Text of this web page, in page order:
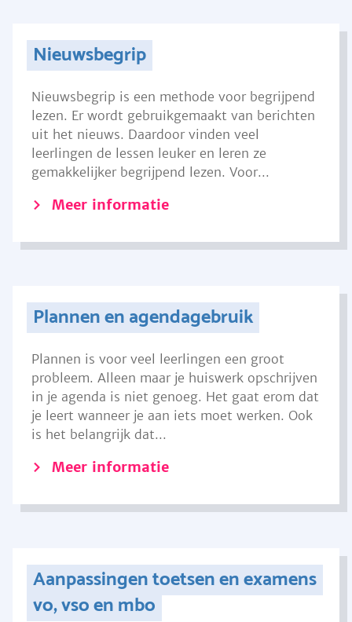
Nieuwsbegrip
Nieuwsbegrip is een methode voor begrijpend
lezen. Er wordt gebruikgemaakt van berichten
uit het nieuws. Daardoor vinden veel
leerlingen de lessen leuker en leren ze
gemakkelijker begrijpend lezen. Voor...
Meer informatie
Plannen en agendagebruik
Plannen is voor veel leerlingen een groot
probleem. Alleen maar je huiswerk opschrijven
in je agenda is niet genoeg. Het gaat erom dat
je leert wanneer je aan iets moet werken. Ook
is het belangrijk dat...
Meer informatie
Aanpassingen toetsen en examens
vo, vso en mbo